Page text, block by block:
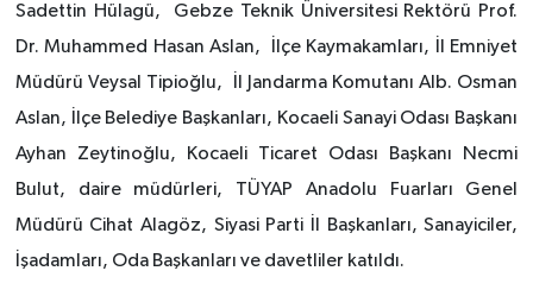
Sadettin Hülagü, Gebze Teknik Üniversitesi Rektörü Prof.
Dr. Muhammed Hasan Aslan, İlçe Kaymakamları, İl Emniyet
Müdürü Veysal Tipioğlu, İl Jandarma Komutanı Alb. Osman
Aslan, İlçe Belediye Başkanları, Kocaeli Sanayi Odası Başkanı
Ayhan Zeytinoğlu, Kocaeli Ticaret Odası Başkanı Necmi
Bulut, daire müdürleri, TÜYAP Anadolu Fuarları Genel
Müdürü Cihat Alagöz, Siyasi Parti İl Başkanları, Sanayiciler,
İşadamları, Oda Başkanları ve davetliler katıldı.